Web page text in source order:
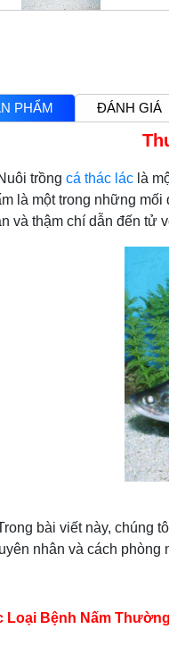
PHẨM ĐÁNH GIÁ
cá thác lác là
là một trong những
và thậm chí dẫn đến tử
này, chúng tôi sẽ
nhân và cách
Loại Bệnh Nấm